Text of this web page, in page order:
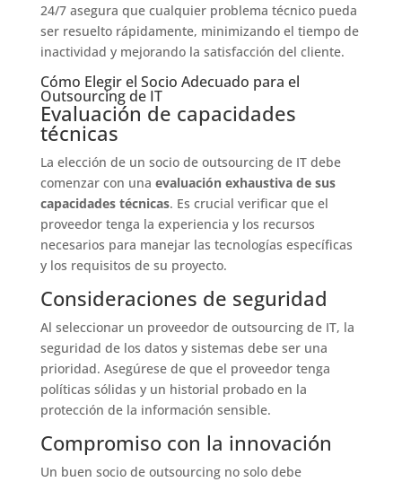
24/7 asegura que cualquier problema técnico pueda
ser resuelto rápidamente, minimizando el tiempo de
inactividad y mejorando la satisfacción del cliente.
Cómo Elegir el Socio Adecuado para el
Outsourcing de IT
Evaluación de capacidades
técnicas
La elección de un socio de outsourcing de IT debe
comenzar con una evaluación exhaustiva de sus
capacidades técnicas. Es crucial verificar que el
proveedor tenga la experiencia y los recursos
necesarios para manejar las tecnologías específicas
y los requisitos de su proyecto.
Consideraciones de seguridad
Al seleccionar un proveedor de outsourcing de IT, la
seguridad de los datos y sistemas debe ser una
prioridad. Asegúrese de que el proveedor tenga
políticas sólidas y un historial probado en la
protección de la información sensible.
Compromiso con la innovación
Un buen socio de outsourcing no solo debe